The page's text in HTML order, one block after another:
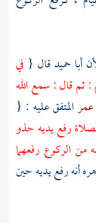
أبا حميدقال { في
ثم قال : سمع الله
المتفق عليه : {
رفع يديه حذو
من الركوع رفعهما
أنه رفع يديه حين